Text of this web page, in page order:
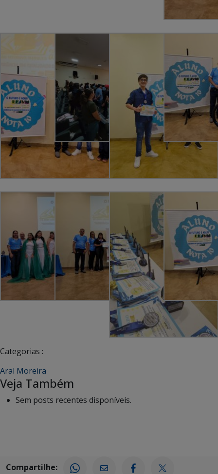
Categorias :
Aral Moreira
Veja Também
Sem posts recentes disponíveis.
Compartilhe: